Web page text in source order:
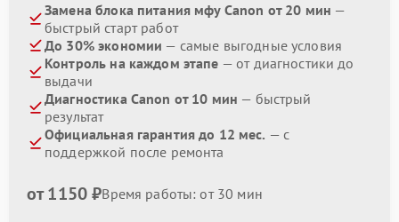
Замена блока питания мфу Canon от 20 мин —
быстрый старт работ
До 30% экономии — самые выгодные условия
Контроль на каждом этапе — от диагностики до
выдачи
Диагностика Canon от 10 мин — быстрый
результат
Официальная гарантия до 12 мес. — с
поддержкой после ремонта
от 1150 ₽Время работы: от 30 мин